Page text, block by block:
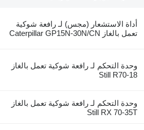
أداة الاستشعار (مجس) لـ رافعة شوكية
تعمل بالغاز Caterpillar GP15N-30N/CN
وحدة التحكم لـ رافعة شوكية تعمل بالغاز
Still R70-18
وحدة التحكم لـ رافعة شوكية تعمل بالغاز
Still RX 70-35T